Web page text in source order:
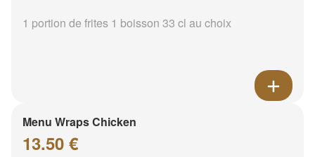
1 portion de frites 1 boisson 33 cl au choix
Menu Wraps Chicken
13.50 €